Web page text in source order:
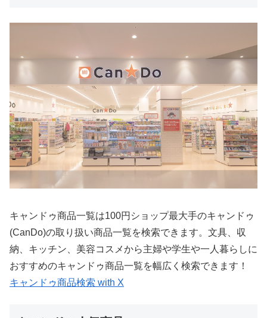
キャンドゥ商品一覧は100円ショップ最大手のキャンドゥ
(CanDo)の取り扱い商品一覧を検索できます。文具、収
納、キッチン、美容コスメから主婦や学生や一人暮らしに
おすすめのキャンドゥ商品一覧を幅広く検索できます！
キャンドゥ商品検索 with X